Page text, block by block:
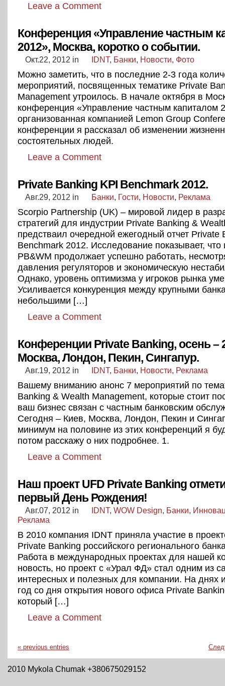
Leave a Comment
Конференция «Управление частным
2012», Москва, коротко о событии.
Окт.22, 2012 in IDNT, Банки, Новости, Фото
Можно заметить, что в последние 2-3 года
мероприятий, посвященных тематике Private
Management утроилось. В начале октября в
конференция «Управление частным капиталом
организованная компанией Lemon Group
конференции я рассказал об изменении
состоятельных людей.
Leave a Comment
Private Banking KPI Benchmark 2012.
Авг.29, 2012 in Банки, Гости, Новости, Реклама
Scorpio Partnership (UK) – мировой лидер в
стратегий для индустрии Private Banking &
предстваил очередной ежегодный отчет Private
Benchmark 2012. Исследование показывает, что
PB&WM продолжает успешно работать,
давления регуляторов и экономическую
Однако, уровень оптимизма у игроков рынка
Усиливается конкуренция между крупными
небольшими […]
Leave a Comment
Конференции Private Banking, осень –
Москва, Лондон, Пекин, Сингапур.
Авг.19, 2012 in IDNT, Банки, Новости, Реклама
Вашему вниманию анонс 7 мероприятий по
Banking & Wealth Management, которые стоит
ваш бизнес связан с частным банковским
Сегодня – Киев, Москва, Лондон, Пекин и
минимум на половине из этих конференций я
потом расскажу о них подробнее. 1.
Leave a Comment
Наш проект UFD Private Banking
первый День Рождения!
Авг.07, 2012 in IDNT, WOW Design, Банки,
Реклама
В 2010 компания IDNT приняла участие в
Private Banking российского регионального
Работа в международных проектах для нашей
новость, но проект с «Урал ФД» стал одним из
интересных и полезных для компании. На днях
год со дня открытия нового офиса Private
который […]
Leave a Comment
« previous entries
2010 Mykola Chumak +380675029152